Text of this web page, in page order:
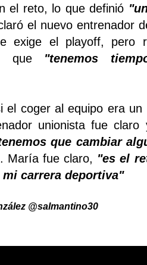
el reto, lo que definió
el nuevo entrenador
exige el playoff, pero
que "tenemos
el coger al equipo era
unionista fue
que cambiar
María fue claro, "es el
mi carrera deportiva"
@salmantino30